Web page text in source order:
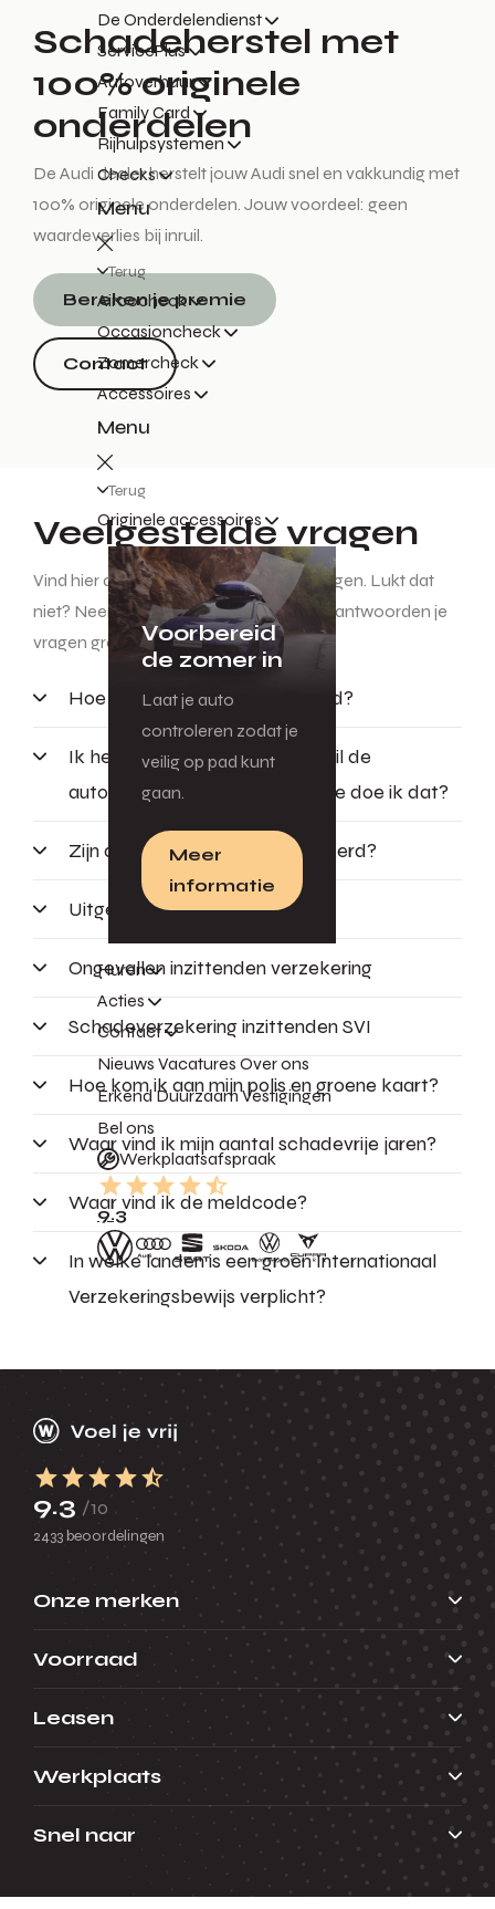
De Onderdelendienst
ServicePlus
Autoverhuur
Family Card
Rijhulpsystemen
Checks
Menu
Terug
Aircocheck
Occasioncheck
Zomercheck
Accessoires
Menu
Terug
Originele accessoires
Voorbereid
de zomer in
Laat je auto
controleren zodat je
veilig op pad kunt
gaan.
Meer
informatie
Huren
Acties
Contact
Nieuws Vacatures Over ons
Erkend Duurzaam Vestigingen
Bel ons
Werkplaatsafspraak
9.3
Schadeherstel met
100% originele
onderdelen
De Audi dealer herstelt jouw Audi snel en vakkundig met
100% originele onderdelen. Jouw voordeel: geen
waardeverlies bij inruil.
Bereken je premie
Contact
Veelgestelde vragen
Vind hier antwoord op jouw overige vragen. Lukt dat
niet? Neem contact met ons op. Wij beantwoorden je
vragen graag.
Hoe wordt mijn premie bepaald?
Ik heb mijn auto verkocht en wil de
autoverzekering opzeggen. Hoe doe ik dat?
Zijn de accessoires meeverzekerd?
Uitgebreide rechtsbijstand
Ongevallen inzittenden verzekering
Schadeverzekering inzittenden SVI
Hoe kom ik aan mijn polis en groene kaart?
Waar vind ik mijn aantal schadevrije jaren?
Waar vind ik de meldcode?
In welke landen is een groen Internationaal
Verzekeringsbewijs verplicht?
9.3 /10
2433 beoordelingen
Onze merken
Voorraad
Leasen
Werkplaats
Snel naar